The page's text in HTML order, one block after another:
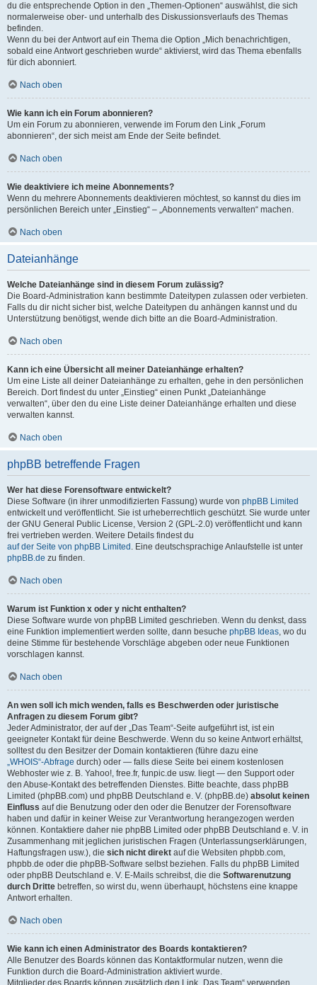
du die entsprechende Option in den „Themen-Optionen“ auswählst, die sich
normalerweise ober- und unterhalb des Diskussionsverlaufs des Themas
befinden.
Wenn du bei der Antwort auf ein Thema die Option „Mich benachrichtigen,
sobald eine Antwort geschrieben wurde“ aktivierst, wird das Thema ebenfalls
für dich abonniert.
Nach oben
Wie kann ich ein Forum abonnieren?
Um ein Forum zu abonnieren, verwende im Forum den Link „Forum
abonnieren“, der sich meist am Ende der Seite befindet.
Nach oben
Wie deaktiviere ich meine Abonnements?
Wenn du mehrere Abonnements deaktivieren möchtest, so kannst du dies im
persönlichen Bereich unter „Einstieg“ – „Abonnements verwalten“ machen.
Nach oben
Dateianhänge
Welche Dateianhänge sind in diesem Forum zulässig?
Die Board-Administration kann bestimmte Dateitypen zulassen oder verbieten.
Falls du dir nicht sicher bist, welche Dateitypen du anhängen kannst und du
Unterstützung benötigst, wende dich bitte an die Board-Administration.
Nach oben
Kann ich eine Übersicht all meiner Dateianhänge erhalten?
Um eine Liste all deiner Dateianhänge zu erhalten, gehe in den persönlichen
Bereich. Dort findest du unter „Einstieg“ einen Punkt „Dateianhänge
verwalten“, über den du eine Liste deiner Dateianhänge erhalten und diese
verwalten kannst.
Nach oben
phpBB betreffende Fragen
Wer hat diese Forensoftware entwickelt?
Diese Software (in ihrer unmodifizierten Fassung) wurde von phpBB Limited
entwickelt und veröffentlicht. Sie ist urheberrechtlich geschützt. Sie wurde unter
der GNU General Public License, Version 2 (GPL-2.0) veröffentlicht und kann
frei vertrieben werden. Weitere Details findest du
auf der Seite von phpBB Limited . Eine deutschsprachige Anlaufstelle ist unter
phpBB.de zu finden.
Nach oben
Warum ist Funktion x oder y nicht enthalten?
Diese Software wurde von phpBB Limited geschrieben. Wenn du denkst, dass
eine Funktion implementiert werden sollte, dann besuche phpBB Ideas, wo du
deine Stimme für bestehende Vorschläge abgeben oder neue Funktionen
vorschlagen kannst.
Nach oben
An wen soll ich mich wenden, falls es Beschwerden oder juristische
Anfragen zu diesem Forum gibt?
Jeder Administrator, der auf der „Das Team“-Seite aufgeführt ist, ist ein
geeigneter Kontakt für deine Beschwerde. Wenn du so keine Antwort erhältst,
solltest du den Besitzer der Domain kontaktieren (führe dazu eine
„WHOIS“-Abfrage durch) oder — falls diese Seite bei einem kostenlosen
Webhoster wie z. B. Yahoo!, free.fr, funpic.de usw. liegt — den Support oder
den Abuse-Kontakt des betreffenden Dienstes. Bitte beachte, dass phpBB
Limited (phpBB.com) und phpBB Deutschland e. V. (phpBB.de) absolut keinen
Einfluss auf die Benutzung oder den oder die Benutzer der Forensoftware
haben und dafür in keiner Weise zur Verantwortung herangezogen werden
können. Kontaktiere daher nie phpBB Limited oder phpBB Deutschland e. V. in
Zusammenhang mit jeglichen juristischen Fragen (Unterlassungserklärungen,
Haftungsfragen usw.), die sich nicht direkt auf die Websiten phpbb.com,
phpbb.de oder die phpBB-Software selbst beziehen. Falls du phpBB Limited
oder phpBB Deutschland e. V. E-Mails schreibst, die die Softwarenutzung
durch Dritte betreffen, so wirst du, wenn überhaupt, höchstens eine knappe
Antwort erhalten.
Nach oben
Wie kann ich einen Administrator des Boards kontaktieren?
Alle Benutzer des Boards können das Kontaktformular nutzen, wenn die
Funktion durch die Board-Administration aktiviert wurde.
Mitglieder des Boards können zusätzlich den Link „Das Team“ verwenden.